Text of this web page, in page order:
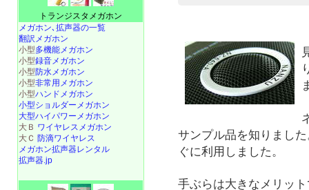
サンプル品を知りまし
ぐに利用しました。
手ぶらは大きなメリッ
トランジスタメガホン
メガホン､拡声器の一覧
翻訳メガホン
小型多機能メガホン
小型録音メガホン
小型防水メガホン
小型非常用メガホン
小型ハンドメガホン
小型ショルダーメガホン
大型ハイパワーメガホン
大Ｂ ワイヤレスメガホン
大Ｃ 防滴ワイヤレス
メガホン拡声器レンタル
拡声器.jp